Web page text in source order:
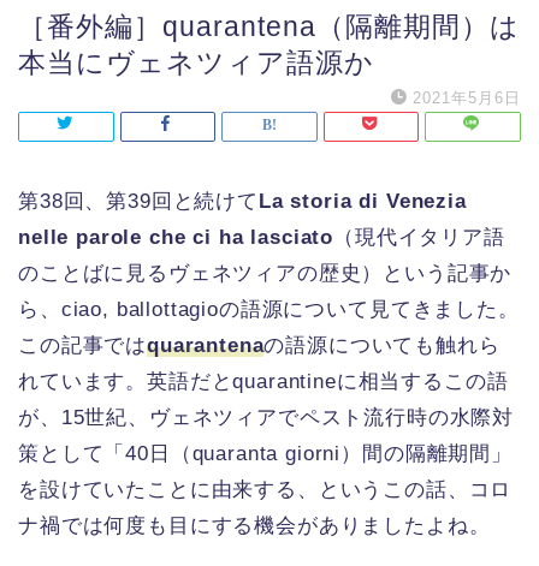
［番外編］quarantena（隔離期間）は
本当にヴェネツィア語源か
2021年5月6日
第38回、第39回と続けて La storia di Venezia
nelle parole che ci ha lasciato （現代イタリア語
のことばに見るヴェネツィアの歴史）という記事か
ら、ciao, ballottagioの語源について見てきました。
この記事ではquarantenaの語源についても触れら
れています。英語だとquarantineに相当するこの語
が、15世紀、ヴェネツィアでペスト流行時の水際対
策として「40日（quaranta giorni）間の隔離期間」
を設けていたことに由来する、というこの話、コロ
ナ禍では何度も目にする機会がありましたよね。